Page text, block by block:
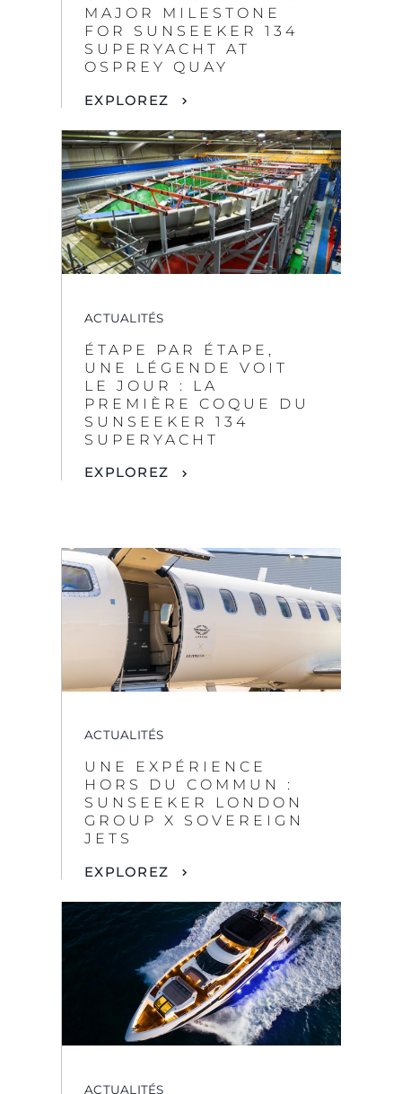
ACTUALITÉS
ÉTAPE PAR ÉTAPE,
UNE LÉGENDE VOIT
LE JOUR : LA
PREMIÈRE COQUE DU
ACTUALITÉS
UNE EXPÉRIENCE
HORS DU COMMUN :
SUNSEEKER LONDON
GROUP X SOVEREIGN
EXPLOREZ
ACTUALITÉS
SUNSEEKER LANCE
UNE NOUVELLE
POLITIQUE DE
DÉNOMINATION